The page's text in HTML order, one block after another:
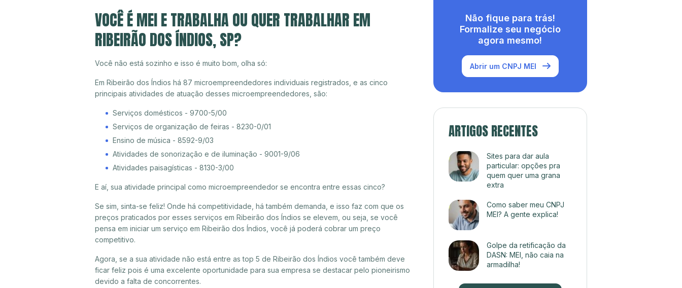
VOCÊ É MEI E TRABALHA OU QUER TRABALHAR EM
RIBEIRÃO DOS ÍNDIOS, SP?
Você não está sozinho e isso é muito bom, olha só:
Em Ribeirão dos Índios há 87 microempreendedores individuais registrados, e as cinco
principais atividades de atuação desses microempreendedores, são:
Serviços domésticos - 9700-5/00
Serviços de organização de feiras - 8230-0/01
Ensino de música - 8592-9/03
Atividades de sonorização e de iluminação - 9001-9/06
Atividades paisagísticas - 8130-3/00
E aí, sua atividade principal como microempreendedor se encontra entre essas cinco?
Se sim, sinta-se feliz! Onde há competitividade, há também demanda, e isso faz com que os
preços praticados por esses serviços em Ribeirão dos Índios se elevem, ou seja, se você
pensa em iniciar um serviço em Ribeirão dos Índios, você já poderá cobrar um preço
competitivo.
Agora, se a sua atividade não está entre as top 5 de Ribeirão dos Índios você também deve
ficar feliz pois é uma excelente oportunidade para sua empresa se destacar pelo pioneirismo
devido a falta de concorrentes.
Não fique para trás!
Formalize seu negócio
agora mesmo!
Abrir um CNPJ MEI
ARTIGOS RECENTES
Sites para dar aula
particular: opções pra
quem quer uma grana
extra
Como saber meu CNPJ
MEI? A gente explica!
Golpe da retificação da
DASN: MEI, não caia na
armadilha!